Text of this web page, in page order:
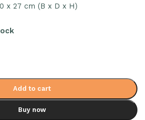
x 27 cm (B x D x H)
Add to cart
Buy now